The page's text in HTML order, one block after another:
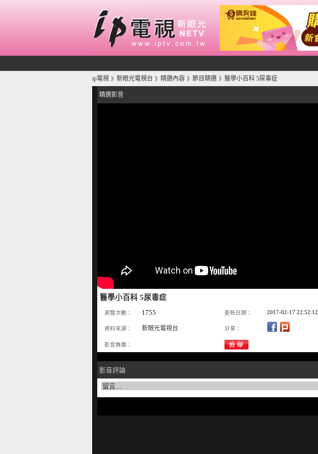
ip電視 》 新眼光電視台 》 精選內容 》 節目精選 》 醫學小百科 5尿毒症
精選影音
醫學小百科 5尿毒症
瀏覽次數： 1755 更新日期： 2017-02-17 22:52:12
資料來源： 新眼光電視台 分享：
影音推薦：
影音評論